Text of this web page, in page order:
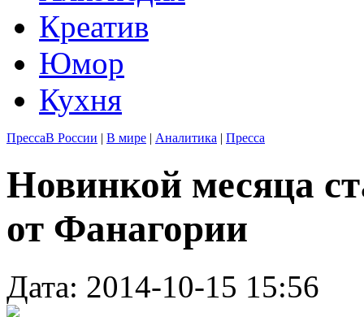
Креатив
Юмор
Кухня
ПрессаВ России | В мире | Аналитика | Пресса
Новинкой месяца
от Фанагории
Дата: 2014-10-15 15:56